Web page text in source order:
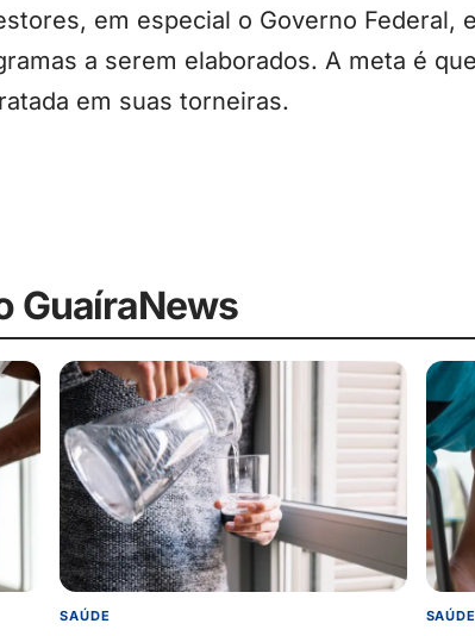
em especial o Governo Federal,
a serem elaborados. A meta é
em suas torneiras.
GuaíraNews
SAÚDE SAÚDE